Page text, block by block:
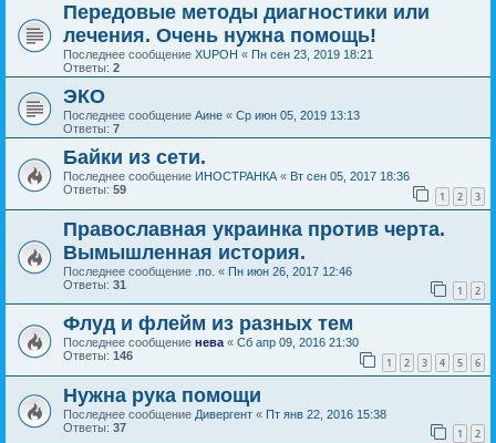
Передовые методы диагностики или
лечения. Очень нужна помощь!
Последнее сообщение XUPOH « Пн сен 23, 2019 18:21
Ответы: 2
ЭКО
Последнее сообщение Аине « Ср июн 05, 2019 13:13
Ответы: 7
Байки из сети.
Последнее сообщение ИНОСТРАНКА « Вт сен 05, 2017 18:36
Ответы: 59 1 2 3
Православная украинка против черта.
Вымышленная история.
Последнее сообщение .по. « Пн июн 26, 2017 12:46
Ответы: 31 1 2
Флуд и флейм из разных тем
Последнее сообщение нева « Сб апр 09, 2016 21:30
Ответы: 146 1 2 3 4 5 6
Нужна рука помощи
Последнее сообщение Дивергент « Пт янв 22, 2016 15:38
Ответы: 37 1 2